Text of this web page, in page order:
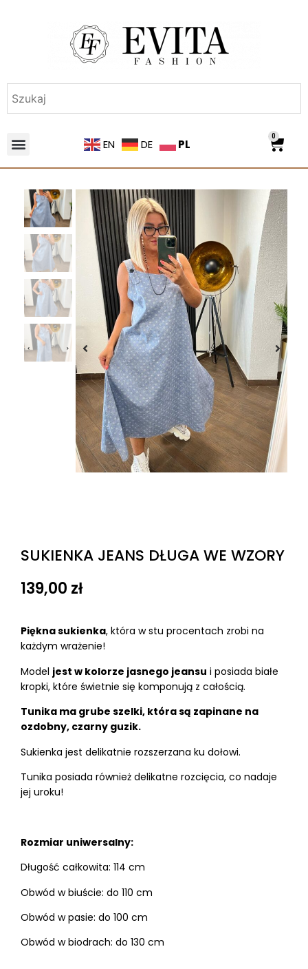
EN DE PL
0
SUKIENKA JEANS DŁUGA WE WZORY
139,00 zł
Piękna sukienka, która w stu procentach zrobi na
każdym wrażenie!
Model jest w kolorze jasnego jeansu i posiada białe
kropki, które świetnie się komponują z całością.
Tunika ma grube szelki, która są zapinane na
ozdobny, czarny guzik.
Sukienka jest delikatnie rozszerzana ku dołowi.
Tunika posiada również delikatne rozcięcia, co nadaje
jej uroku!
Rozmiar uniwersalny:
Długość całkowita: 114 cm
Obwód w biuście: do 110 cm
Obwód w pasie: do 100 cm
Obwód w biodrach: do 130 cm